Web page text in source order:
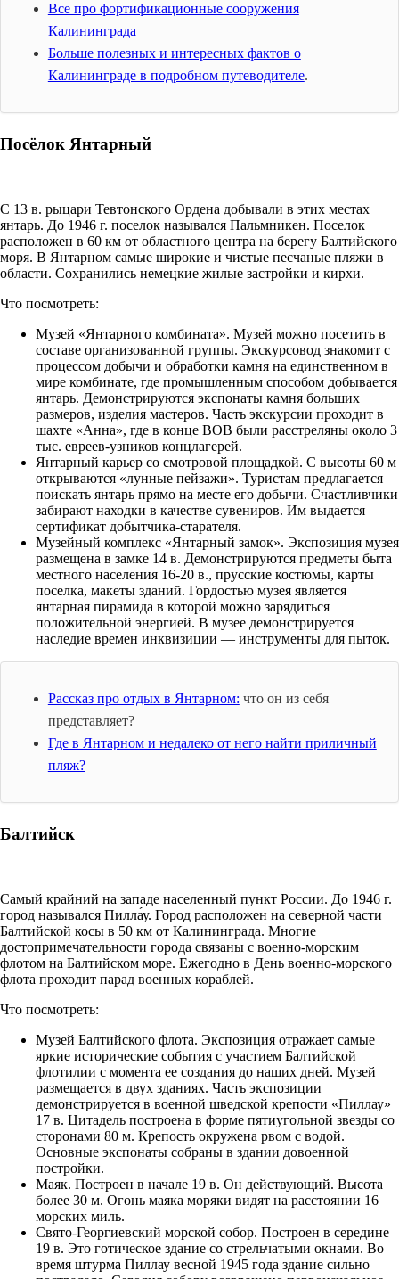
Все про фортификационные сооружения
Калининграда
Больше полезных и интересных фактов о
Калининграде в подробном путеводителе.
Посёлок Янтарный
С 13 в. рыцари Тевтонского Ордена добывали в этих местах
янтарь. До 1946 г. поселок назывался Пальмникен. Поселок
расположен в 60 км от областного центра на берегу Балтийского
моря. В Янтарном самые широкие и чистые песчаные пляжи в
области. Сохранились немецкие жилые застройки и кирхи.
Что посмотреть:
Музей «Янтарного комбината». Музей можно посетить в
составе организованной группы. Экскурсовод знакомит с
процессом добычи и обработки камня на единственном в
мире комбинате, где промышленным способом добывается
янтарь. Демонстрируются экспонаты камня больших
размеров, изделия мастеров. Часть экскурсии проходит в
шахте «Анна», где в конце ВОВ были расстреляны около 3
тыс. евреев-узников концлагерей.
Янтарный карьер со смотровой площадкой. С высоты 60 м
открываются «лунные пейзажи». Туристам предлагается
поискать янтарь прямо на месте его добычи. Счастливчики
забирают находки в качестве сувениров. Им выдается
сертификат добытчика-старателя.
Музейный комплекс «Янтарный замок». Экспозиция музея
размещена в замке 14 в. Демонстрируются предметы быта
местного населения 16-20 в., прусские костюмы, карты
поселка, макеты зданий. Гордостью музея является
янтарная пирамида в которой можно зарядиться
положительной энергией. В музее демонстрируется
наследие времен инквизиции — инструменты для пыток.
Рассказ про отдых в Янтарном: что он из себя
представляет?
Где в Янтарном и недалеко от него найти приличный
пляж?
Балтийск
Самый крайний на западе населенный пункт России. До 1946 г.
город назывался Пилла́у. Город расположен на северной части
Балтийской косы в 50 км от Калининграда. Многие
достопримечательности города связаны с военно-морским
флотом на Балтийском море. Ежегодно в День военно-морского
флота проходит парад военных кораблей.
Что посмотреть:
Музей Балтийского флота. Экспозиция отражает самые
яркие исторические события с участием Балтийской
флотилии с момента ее создания до наших дней. Музей
размещается в двух зданиях. Часть экспозиции
демонстрируется в военной шведской крепости «Пиллау»
17 в. Цитадель построена в форме пятиугольной звезды со
сторонами 80 м. Крепость окружена рвом с водой.
Основные экспонаты собраны в здании довоенной
постройки.
Маяк. Построен в начале 19 в. Он действующий. Высота
более 30 м. Огонь маяка моряки видят на расстоянии 16
морских миль.
Свято-Георгиевский морской собор. Построен в середине
19 в. Это готическое здание со стрельчатыми окнами. Во
время штурма Пиллау весной 1945 года здание сильно